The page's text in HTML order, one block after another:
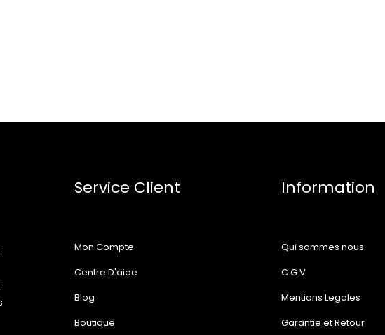
Service Client
Mon Compte
Centre D'aide
Blog
Boutique
Information
Qui sommes nous
C.G.V
Mentions Legales
Garantie et Retour